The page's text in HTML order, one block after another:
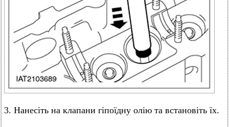
3. Нанесіть на клапани гіпоїдну олію та встановіть їх.